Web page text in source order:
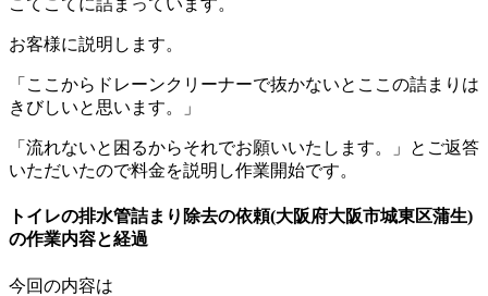
こてこてに詰まっています。
お客様に説明します。
「ここからドレーンクリーナーで抜かないとここの詰まりは
きびしいと思います。」
「流れないと困るからそれでお願いいたします。」とご返答
いただいたので料金を説明し作業開始です。
トイレの排水管詰まり除去の依頼(大阪府大阪市城東区蒲生)
の作業内容と経過
今回の内容は